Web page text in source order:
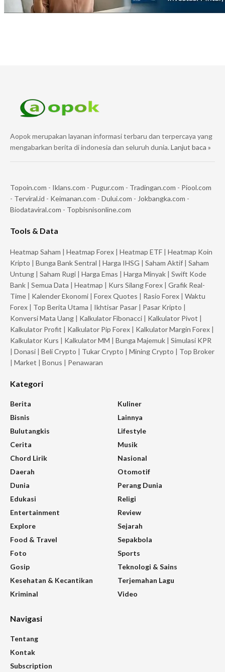
Aopok merupakan layanan informasi terbaru dan terpercaya yang
mengabarkan berita di indonesia dan seluruh dunia. Lanjut baca »
Topoin.com - Iklans.com - Pugur.com - Tradingan.com - Piool.com
- Terviral.id - Keimanan.com - Dului.com - Jokbangka.com -
Biodataviral.com - Topbisnisonline.com
Tools & Data
Heatmap Saham | Heatmap Forex | Heatmap ETF | Heatmap Koin
Kripto | Bunga Bank Sentral | Harga IHSG | Saham Aktif | Saham
Untung | Saham Rugi | Harga Emas | Harga Minyak | Swift Kode
Bank | Semua Data | Heatmap | Kurs Silang Forex | Grafik Real-
Time | Kalender Ekonomi | Forex Quotes | Rasio Forex | Waktu
Forex | Top Berita Utama | Ikhtisar Pasar | Pasar Kripto |
Konversi Mata Uang | Kalkulator Fibonacci | Kalkulator Pivot |
Kalkulator Profit | Kalkulator Pip Forex | Kalkulator Margin Forex |
Kalkulator Kurs | Kalkulator MM | Bunga Majemuk | Simulasi KPR
| Donasi | Beli Crypto | Tukar Crypto | Mining Crypto | Top Broker
| Market | Bonus | Penawaran
Kategori
Berita
Bisnis
Bulutangkis
Cerita
Chord Lirik
Daerah
Dunia
Edukasi
Entertainment
Explore
Food & Travel
Foto
Gosip
Kesehatan & Kecantikan
Kriminal
Kuliner
Lainnya
Lifestyle
Musik
Nasional
Otomotif
Perang Dunia
Religi
Review
Sejarah
Sepakbola
Sports
Teknologi & Sains
Terjemahan Lagu
Video
Navigasi
Tentang
Kontak
Subscription